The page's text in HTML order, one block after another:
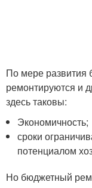
По мере развития
ремонтируются и
здесь таковы:
Экономичность;
сроки
потенциалом
Но бюджетный